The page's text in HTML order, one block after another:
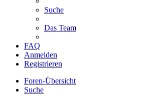
Suche
Das Team
FAQ
Anmelden
Registrieren
Foren-Übersicht
Suche